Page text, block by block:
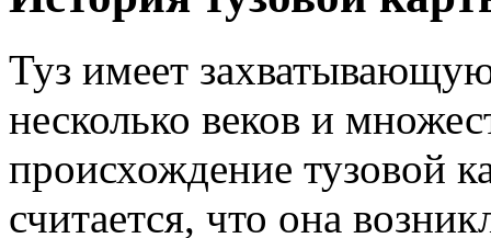
Туз имеет
несколько веков и
происхождение тузовой
считается, что она